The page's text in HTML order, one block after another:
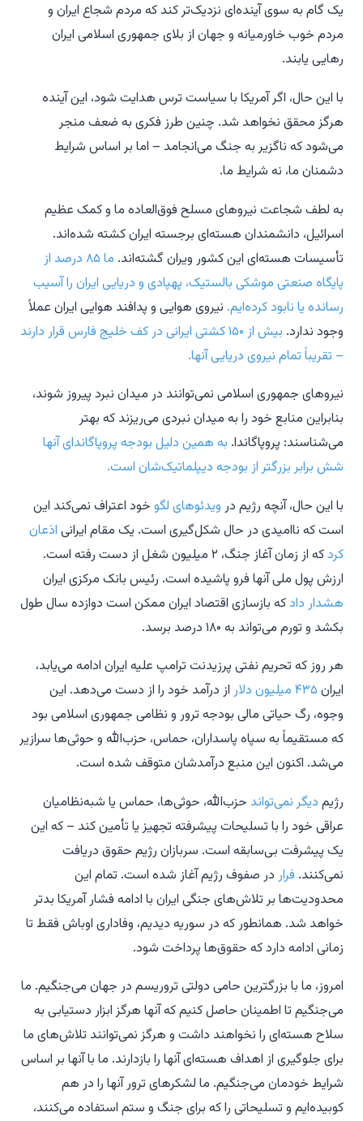
یک گام به سوی آینده‌ای نزدیک‌تر کند که مردم شجاع ایران و
مردم خوب خاورمیانه و جهان از بلای جمهوری اسلامی ایران
رهایی یابند.
با این حال، اگر آمریکا با سیاست ترس هدایت شود، این آینده
هرگز محقق نخواهد شد. چنین طرز فکری به ضعف منجر
می‌شود که ناگزیر به جنگ می‌انجامد – اما بر اساس شرایط
دشمنان ما، نه شرایط ما.
به لطف شجاعت نیروهای مسلح فوق‌العاده ما و کمک عظیم
اسرائیل، دانشمندان هسته‌ای برجسته ایران کشته شده‌اند.
تأسیسات هسته‌ای این کشور ویران گشته‌اند.
ما ۸۵ درصد از
پایگاه صنعتی موشکی بالستیک، پهپادی و دریایی ایران را آسیب
رسانده یا نابود کرده‌ایم. نیروی هوایی و پدافند هوایی ایران عملاً
وجود ندارد.
بیش از ۱۵۰ کشتی ایرانی در کف خلیج فارس قرار دارند
– تقریباً تمام نیروی دریایی آنها.
نیروهای جمهوری اسلامی نمی‌توانند در میدان نبرد پیروز شوند،
بنابراین منابع خود را به میدان نبردی می‌ریزند که بهتر
می‌شناسند: پروپاگاندا. به همین دلیل بودجه پروپاگاندای آنها
شش برابر بزرگتر از بودجه دیپلماتیک‌شان است.
با این حال، آنچه رژیم در ویدئوهای لگو خود اعتراف نمی‌کند این
است که ناامیدی در حال شکل‌گیری است. یک مقام ایرانی اذعان
کرد
که از زمان آغاز جنگ، ۲ میلیون شغل از دست رفته است.
ارزش پول ملی آنها فرو پاشیده است. رئیس بانک مرکزی ایران
هشدار دادکه بازسازی اقتصاد ایران ممکن است دوازده سال طول
بکشد و تورم می‌تواند به ۱۸۰ درصد برسد.
هر روز که تحریم نفتی پرزیدنت ترامپ علیه ایران ادامه می‌یابد،
ایران ۴۳۵ میلیون دلار
از درآمد خود را از دست می‌دهد. این
وجوه، رگ حیاتی مالی بودجه ترور و نظامی جمهوری اسلامی بود
که مستقیماً به سپاه پاسداران، حماس، حزب‌الله و حوثی‌ها سرازیر
می‌شد. اکنون این منبع درآمدشان متوقف شده است.
رژیم دیگر نمی‌تواند حزب‌الله، حوثی‌ها، حماس یا شبه‌نظامیان
عراقی خود را با تسلیحات پیشرفته تجهیز یا تأمین کند – که این
یک پیشرفت بی‌سابقه است. سربازان رژیم حقوق دریافت
نمی‌کنند. فرار در صفوف رژیم آغاز شده است. تمام این
محدودیت‌ها بر تلاش‌های جنگی ایران با ادامه فشار آمریکا بدتر
خواهد شد. همانطور که در سوریه دیدیم، وفاداری اوباش فقط تا
زمانی ادامه دارد که حقوق‌ها پرداخت شود.
امروز، ما با بزرگترین حامی دولتی تروریسم در جهان می‌جنگیم. ما
می‌جنگیم تا اطمینان حاصل کنیم که آنها هرگز ابزار دستیابی به
سلاح هسته‌ای را نخواهند داشت و هرگز نمی‌توانند تلاش‌های ما
برای جلوگیری از اهداف هسته‌ای آنها را بازدارند. ما با آنها بر اساس
شرایط خودمان می‌جنگیم. ما لشکرهای ترور آنها را در هم
کوبیده‌ایم و تسلیحاتی را که برای جنگ و ستم استفاده می‌کنند،